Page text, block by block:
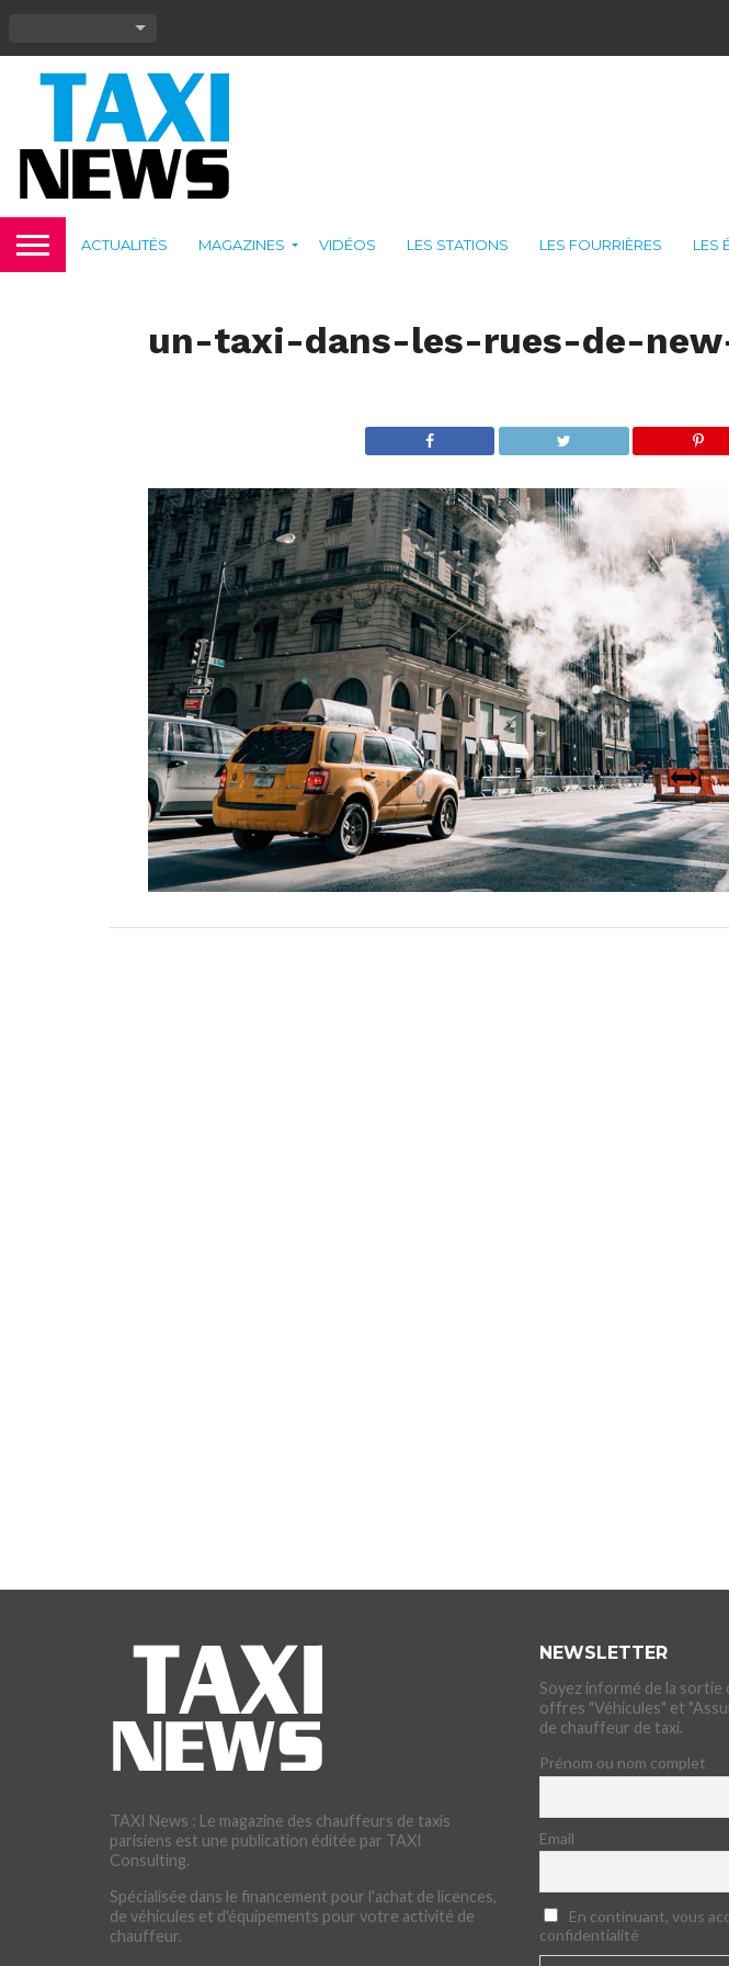
ACTUALITÉS MAGAZINES VIDÉOS LES STATIONS LES FOURRIÈRES LES
un-taxi-dans-les-rues-de-
TAXI News : Le magazine des chauffeurs de taxis
parisiens est une publication éditée par TAXI
Consulting.
Spécialisée dans le financement pour l'achat de licences,
de véhicules et d'équipements pour votre activité de
chauffeur.
NEWSLETTER
Soyez informé de la sortie
offres "Véhicules" et
de chauffeur de taxi.
Prénom ou nom complet
Email
En continuant, vous
confidentialité